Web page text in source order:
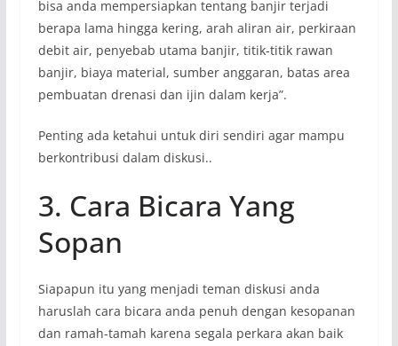
bisa anda mempersiapkan tentang banjir terjadi
berapa lama hingga kering, arah aliran air, perkiraan
debit air, penyebab utama banjir, titik-titik rawan
banjir, biaya material, sumber anggaran, batas area
pembuatan drenasi dan ijin dalam kerja”.
Penting ada ketahui untuk diri sendiri agar mampu
berkontribusi dalam diskusi..
3. Cara Bicara Yang
Sopan
Siapapun itu yang menjadi teman diskusi anda
haruslah cara bicara anda penuh dengan kesopanan
dan ramah-tamah karena segala perkara akan baik